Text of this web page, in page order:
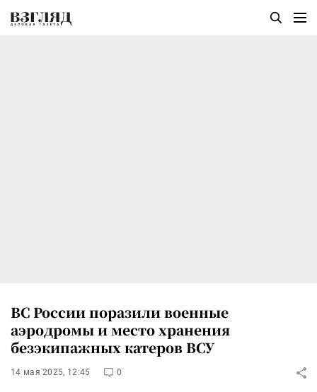
ВС России поразили военные
аэродромы и место хранения
безэкипажных катеров ВСУ
14 мая 2025, 12:45 0